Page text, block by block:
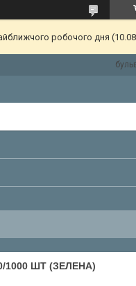
робочого дня
1000 ШТ (ЗЕЛЕНА)